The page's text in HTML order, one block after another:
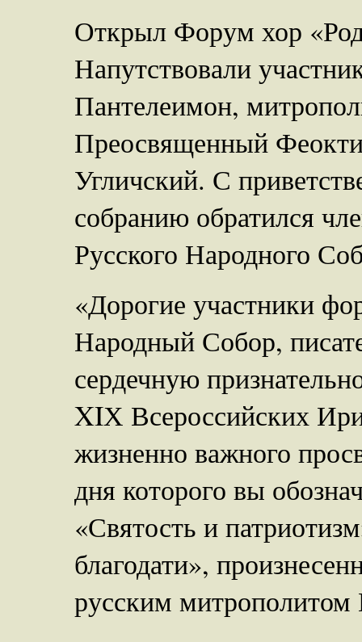
Открыл Форум хор
Напутствовали
Пантелеимон,
Преосвященный
Угличский. С
собранию обратился
Русского Народного
«Дорогие участники
Народный Собор,
сердечную
XIХ Всероссийских
жизненно важного
дня которого вы
«Святость и
благодати»,
русским